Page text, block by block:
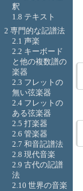
釈
1.8 テキスト
2 専門的な記譜法
2.1 声楽
2.2 キーボード
と他の複数譜の
楽器
2.3 フレットの
無い弦楽器
2.4 フレットの
ある弦楽器
2.5 打楽器
2.6 管楽器
2.7 和音記譜法
2.8 現代音楽
2.9 古代の記譜
法
2.10 世界の音楽